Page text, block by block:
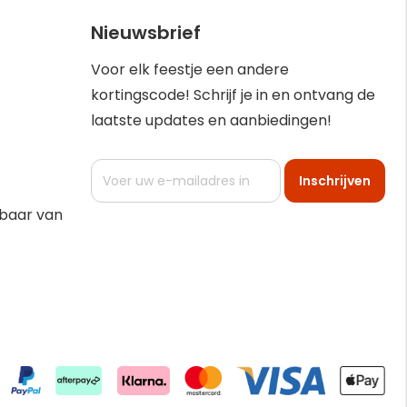
van
Nieuwsbrief
Voor elk feestje een andere
kortingscode! Schrijf je in en ontvang de
laatste updates en aanbiedingen!
Abonneer
op
Inschrijven